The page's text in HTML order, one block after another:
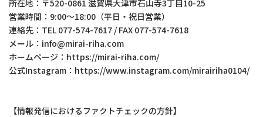
所在地：〒520-0861 滋賀県大津市石山寺3丁目10-25
営業時間：9:00～18:00（平日・祝日営業）
連絡先：TEL 077-574-7617 / FAX 077-574-7618
メール：info@mirai-riha.com
ホームページ：https://mirai-riha.com/
公式Instagram：https://www.instagram.com/mirairiha0104/
【情報発信におけるファクトチェックの方針】